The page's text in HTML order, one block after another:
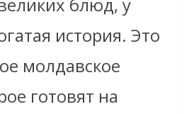
блюд, у
история. Это
молдавское
готовят на